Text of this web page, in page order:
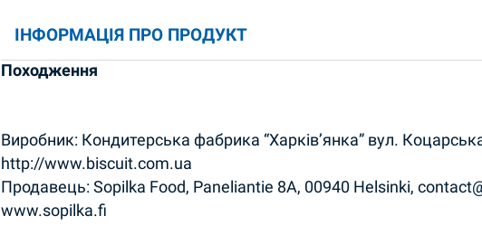
ІНФОРМАЦІЯ ПРО ПРОДУКТ
Походження
Виробник: Кондитерська фабрика “Харків’янка” вул.
http://www.biscuit.com.ua
Продавець: Sopilka Food, Paneliantie 8A, 00940 Helsinki,
www.sopilka.fi